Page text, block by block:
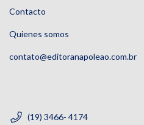
Contacto
Quienes somos
contato@editoranapoleao.com.br
(19) 3466- 4174